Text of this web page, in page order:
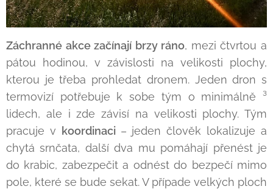
Záchranné akce začínají brzy ráno, mezi čtvrtou a
pátou hodinou, v závislosti na velikosti plochy,
kterou je třeba prohledat dronem. Jeden dron s
termovizí potřebuje k sobe tým o minimálně ³
lidech, ale i zde závisí na velikosti plochy. Tým
pracuje v
koordinaci – jeden člověk lokalizuje a
chytá srnčata, další dva mu pomáhají přenést je
do krabic, zabezpečit a odnést do bezpečí mimo
pole, které se bude sekat. V případe velkých ploch